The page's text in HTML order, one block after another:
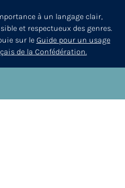
à un langage clair,
et respectueux des genres.
sur le Guide pour un usage
de la Confédération.